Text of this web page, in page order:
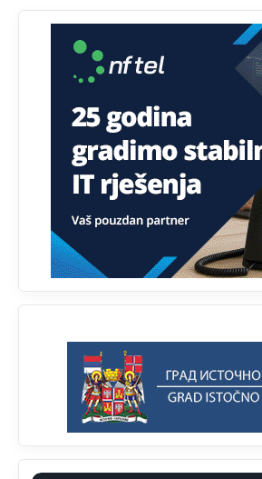
Анонимно2818605 јуче
Prema podacima o informaciono-
tehnologijama, čak 33,4%
nema pristup računaru bilo koje vrste
tablet
Анонимно2818605 јуче 11:34
Najveći dio populacije starije od 65
koristi internet, niti ima pristup
Анонимно2818605 јуче 11:45
zahtjeva optičkih skenera.
Анонимно2818605 јуче 11:45
Ovo pravilo jeste unijelo opravdan
su u pitanju starije osobe, osobe sa